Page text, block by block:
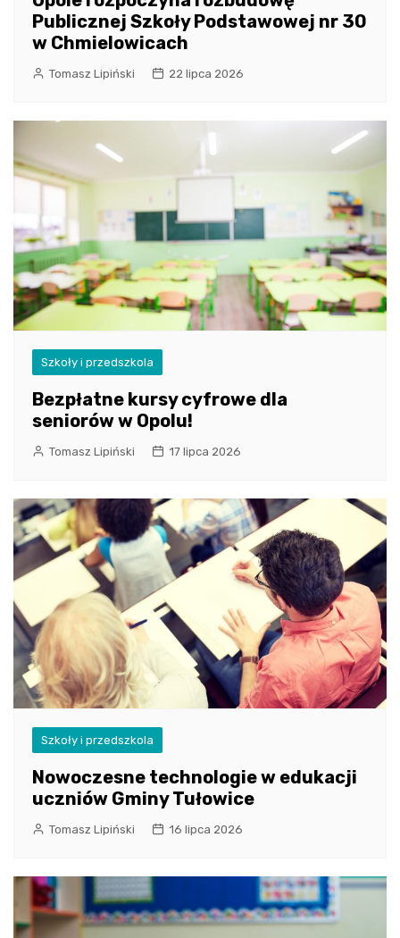
Publicznej Szkoły Podstawowej nr 30
w Chmielowicach
Tomasz Lipiński 22 lipca 2026
Szkoły i przedszkola
Bezpłatne kursy cyfrowe dla
seniorów w Opolu!
Tomasz Lipiński 17 lipca 2026
Szkoły i przedszkola
Nowoczesne technologie w edukacji
uczniów Gminy Tułowice
Tomasz Lipiński 16 lipca 2026